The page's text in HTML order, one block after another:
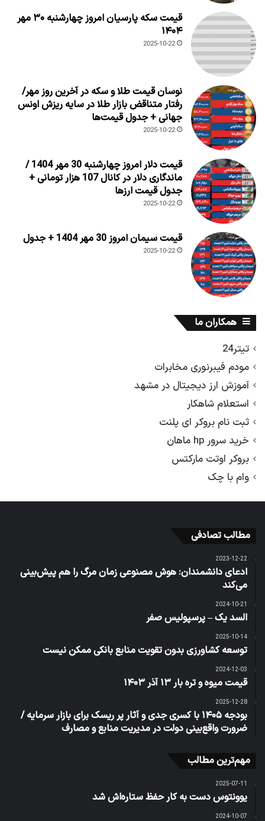
قیمت سکه پارسیان امروز چهارشنبه ۳۰ مهر
۱۴۰۴
2025-10-22
نوسان قیمت طلا و سکه در آخرین روز مهر/
رفتار متناقض بازار طلا در سایه ریزش اونس
جهانی + جدول قیمت‌ها
2025-10-22
قیمت دلار امروز چهارشنبه 30 مهر 1404 /
ماندگاری دلار در کانال 107 هزار تومانی +
جدول قیمت ارزها
2025-10-22
قیمت سیمان امروز 30 مهر 1404 + جدول
2025-10-22
همکاران ما
تیتر24
مودم فیبرنوری مخابرات
آموزش ارز دیجیتال در مشهد
استعلام شاهکار
ثبت نام بروکر ای پلنت
خرید سرور hp ماهان
بروکر اوتت مارکتس
وام با چک
مطالب تصادفی
2023-12-22
ادعای دانشمندان: هوش مصنوعی زمان مرگ را هم پیش‌بینی
می‌کند
2024-10-21
السد یک – پرسپولیس صفر
2025-10-14
توسعه کشاورزی بدون تقویت منابع بانکی ممکن نیست
2024-12-03
قیمت میوه و تره بار ۱۳ آذر ۱۴۰۳
2025-12-28
بودجه ۱۴۰۵ با کسری جدی و آثار پر ریسک برای بازار سرمایه /
ضرورت واقع‌بینی دولت در مدیریت منابع و مصارف
مهم‌ترین مطالب
2025-07-11
یوونتوس دست به کار حفظ ستاره‌اش شد
2024-10-07